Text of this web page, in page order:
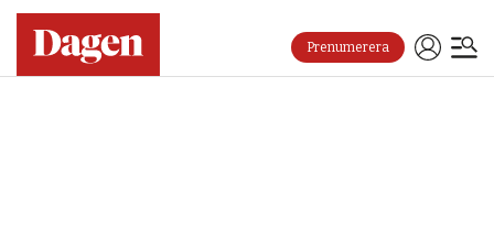
Prenumerera